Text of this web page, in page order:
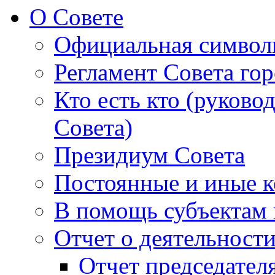
О Совете
Официальная
Регламент Совета
Кто есть кто
Совета)
Президиум Совета
Постоянные и иные
В помощь субъектам
Отчет о
Отчет